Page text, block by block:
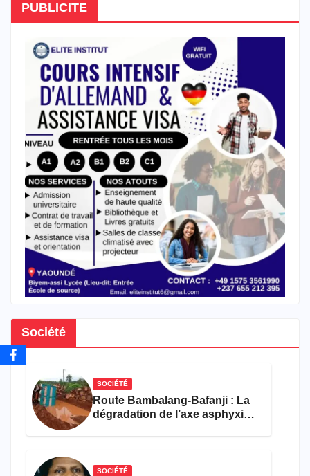
PUBLICITE
Société
SOCIÉTÉ
Route Bambalang-Bafanji : La
dégradation de l’axe asphyxie
SOCIÉTÉ